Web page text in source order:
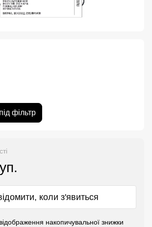
фільтр
коли з'явиться
накопичувальної знижки